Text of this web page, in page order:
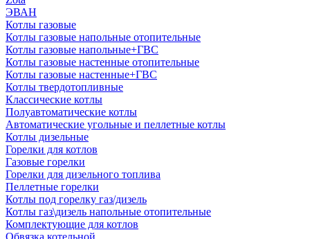
ЭВАН
Котлы газовые
Котлы газовые напольные отопительные
Котлы газовые напольные+ГВС
Котлы газовые настенные отопительные
Котлы газовые настенные+ГВС
Котлы твердотопливные
Классические котлы
Полуавтоматические котлы
Автоматические угольные и пеллетные котлы
Котлы дизельные
Горелки для котлов
Газовые горелки
Горелки для дизельного топлива
Пеллетные горелки
Котлы под горелку газ/дизель
Котлы газ\дизель напольные отопительные
Комплектующие для котлов
Обвязка котельной